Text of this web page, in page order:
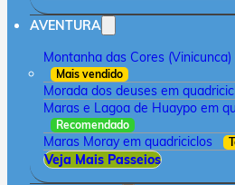
AVENTURA
Montanha das Cores
Mais vendido
Morada dos deuses em
Maras e Lagoa de Huaypo em
Recomendado
Maras Moray em quadriciclos
Veja Mais Passeios